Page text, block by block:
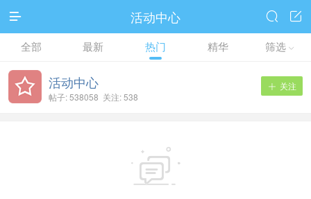
 活动中心 

全部 最新 热门 精华 筛选 
 关注
活动中心
帖子: 538058 关注: 538
